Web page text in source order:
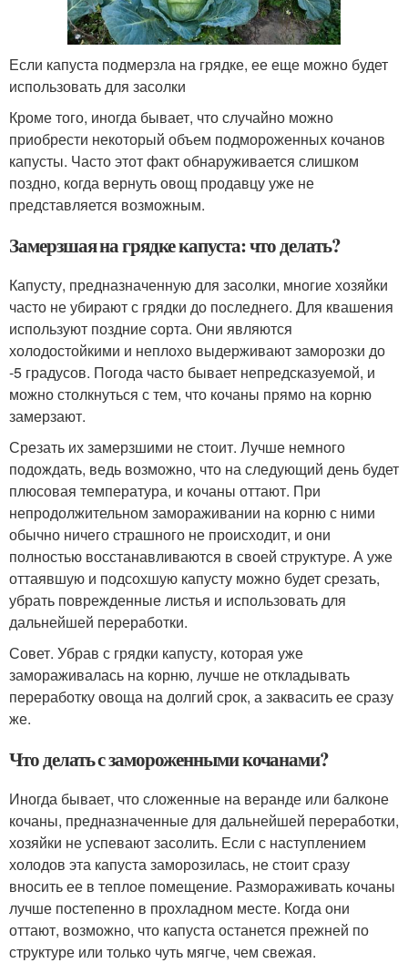
Если капуста подмерзла на грядке, ее еще можно будет
использовать для засолки
Кроме того, иногда бывает, что случайно можно
приобрести некоторый объем подмороженных кочанов
капусты. Часто этот факт обнаруживается слишком
поздно, когда вернуть овощ продавцу уже не
представляется возможным.
Замерзшая на грядке капуста: что делать?
Капусту, предназначенную для засолки, многие хозяйки
часто не убирают с грядки до последнего. Для квашения
используют поздние сорта. Они являются
холодостойкими и неплохо выдерживают заморозки до
-5 градусов. Погода часто бывает непредсказуемой, и
можно столкнуться с тем, что кочаны прямо на корню
замерзают.
Срезать их замерзшими не стоит. Лучше немного
подождать, ведь возможно, что на следующий день будет
плюсовая температура, и кочаны оттают. При
непродолжительном замораживании на корню с ними
обычно ничего страшного не происходит, и они
полностью восстанавливаются в своей структуре. А уже
оттаявшую и подсохшую капусту можно будет срезать,
убрать поврежденные листья и использовать для
дальнейшей переработки.
Совет. Убрав с грядки капусту, которая уже
замораживалась на корню, лучше не откладывать
переработку овоща на долгий срок, а заквасить ее сразу
же.
Что делать с замороженными кочанами?
Иногда бывает, что сложенные на веранде или балконе
кочаны, предназначенные для дальнейшей переработки,
хозяйки не успевают засолить. Если с наступлением
холодов эта капуста заморозилась, не стоит сразу
вносить ее в теплое помещение. Размораживать кочаны
лучше постепенно в прохладном месте. Когда они
оттают, возможно, что капуста останется прежней по
структуре или только чуть мягче, чем свежая.